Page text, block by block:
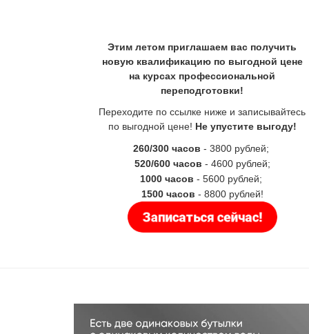
Этим летом приглашаем вас получить
новую квалификацию по выгодной цене
на курсах профессиональной
переподготовки!
Переходите по ссылке ниже и записывайтесь
по выгодной цене! Не упустите выгоду!
260/300 часов - 3800 рублей;
520/600 часов - 4600 рублей;
1000 часов - 5600 рублей;
1500 часов - 8800 рублей!